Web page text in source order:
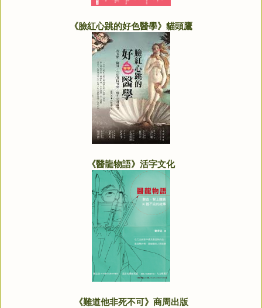
《臉紅心跳的好色醫學》貓頭鷹
《醫龍物語》活字文化
《難道他非死不可》商周出版